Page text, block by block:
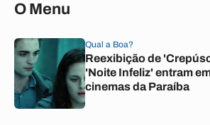
O Menu
Qual a Boa?
Reexibição de
'Noite Infeliz' entram
cinemas da Paraíba